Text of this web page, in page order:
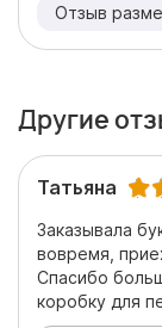
Отзыв
Другие
Татьяна
Заказывала
вовремя,
Спасибо
коробку для